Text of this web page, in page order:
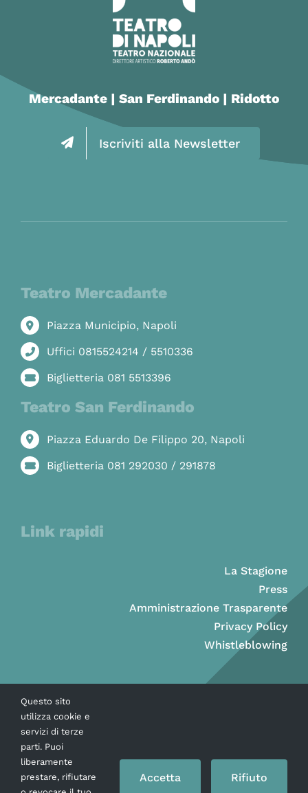
Mercadante | San Ferdinando | Ridotto
Iscriviti alla Newsletter
Teatro Mercadante
Piazza Municipio, Napoli
Uffici 0815524214 / 5510336
Biglietteria 081 5513396
Teatro San Ferdinando
Piazza Eduardo De Filippo 20, Napoli
Biglietteria 081 292030 / 291878
Link rapidi
La Stagione
Press
Amministrazione Trasparente
Privacy Policy
Whistleblowing
Questo sito
utilizza cookie e
servizi di terze
parti. Puoi
liberamente
prestare, rifiutare
Accetta Rifiuto